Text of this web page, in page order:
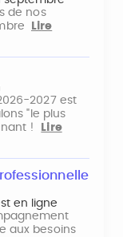
de nos
Lire
2027 est
"le plus
!
Lire
en ligne
aux besoins